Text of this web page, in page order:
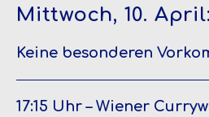
Mittwoch, 10. April:
Keine besonderen
17:15 Uhr – Wiener